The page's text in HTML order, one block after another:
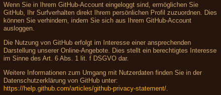
Wenn Sie in Ihrem GitHub-Account eingeloggt sind, ermöglichen Sie
GitHub, Ihr Surfverhalten direkt Ihrem persönlichen Profil zuzuordnen. Dies
können Sie verhindern, indem Sie sich aus Ihrem GitHub-Account
ausloggen.
Die Nutzung von GitHub erfolgt im Interesse einer ansprechenden
Darstellung unserer Online-Angebote. Dies stellt ein berechtigtes Interesse
im Sinne des Art. 6 Abs. 1 lit. f DSGVO dar.
Weitere Informationen zum Umgang mit Nutzerdaten finden Sie in der
Datenschutzerklärung von GitHub unter:
https://help.github.com/articles/github-privacy-statement/